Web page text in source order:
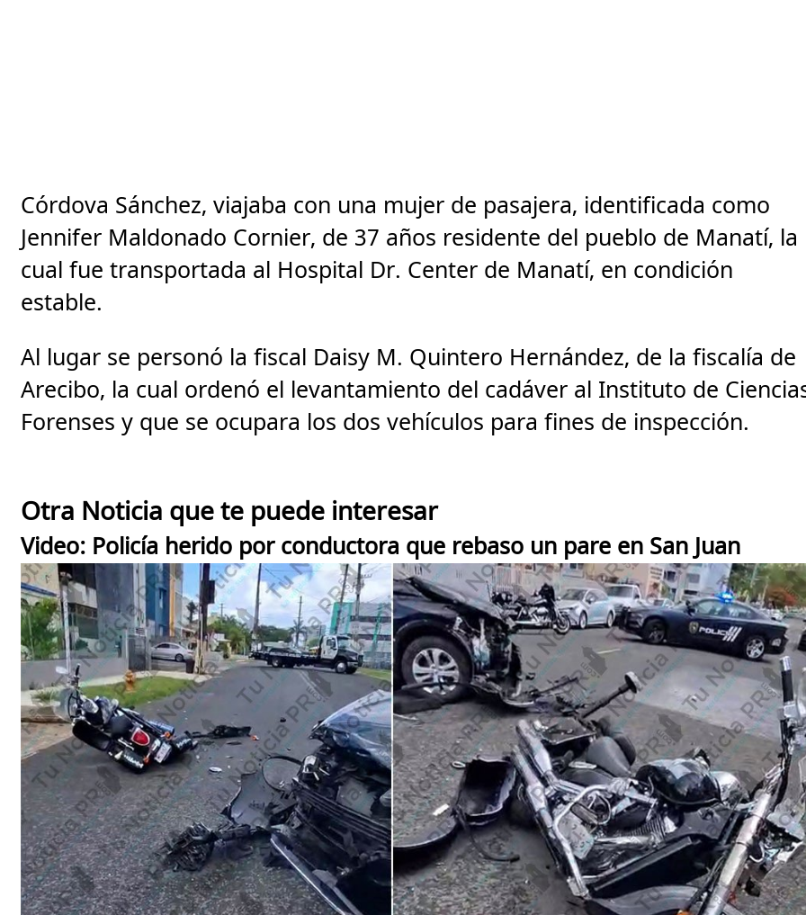
Córdova Sánchez, viajaba con una mujer de pasajera, identificada como
Jennifer Maldonado Cornier, de 37 años residente del pueblo de Manatí, la
cual fue transportada al Hospital Dr. Center de Manatí, en condición
estable.
Al lugar se personó la fiscal Daisy M. Quintero Hernández, de la fiscalía de
Arecibo, la cual ordenó el levantamiento del cadáver al Instituto de
Forenses y que se ocupara los dos vehículos para fines de inspección.
Otra Noticia que te puede interesar
Video: Policía herido por conductora que rebaso un pare en San Juan